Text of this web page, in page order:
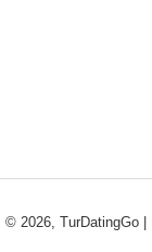
© 2026, TurDatingGo |